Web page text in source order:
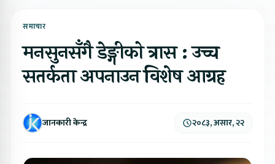
समाचार
मनसुनसँगै डेङ्गीको त्रास : उच्च
सतर्कता अपनाउन विशेष आग्रह
जानकारी केन्द्र २०८३, असार, २२